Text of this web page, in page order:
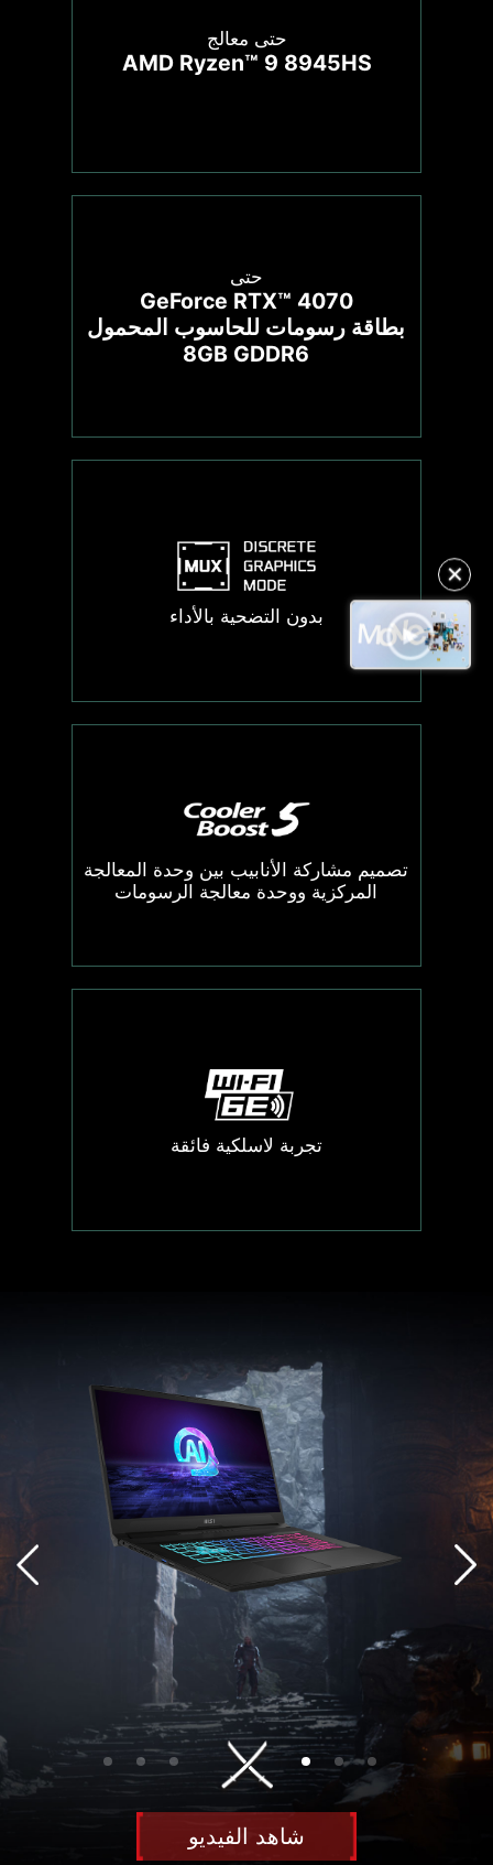
✕
حتى معالج
AMD Ryzen™ 9 8945HS
حتى
GeForce RTX™ 4070
بطاقة رسومات للحاسوب المحمول
8GB GDDR6
بدون التضحية بالأداء
تصميم مشاركة الأنابيب بين وحدة المعالجة
المركزية ووحدة معالجة الرسومات
تجربة لاسلكية فائقة
شاهد الفيديو